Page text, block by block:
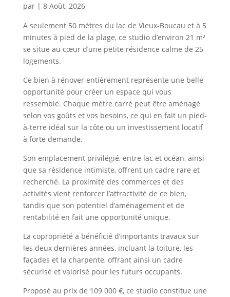
par | 8 Août, 2026
A seulement 50 mètres du lac de Vieux-Boucau et à 5
minutes à pied de la plage, ce studio d’environ 21 m²
se situe au cœur d’une petite résidence calme de 25
logements.
Ce bien à rénover entièrement représente une belle
opportunité pour créer un espace qui vous
ressemble. Chaque mètre carré peut être aménagé
selon vos goûts et vos besoins, ce qui en fait un pied-
à-terre idéal sur la côte ou un investissement locatif
à forte demande.
Son emplacement privilégié, entre lac et océan, ainsi
que sa résidence intimiste, offrent un cadre rare et
recherché. La proximité des commerces et des
activités vient renforcer l’attractivité de ce bien,
tandis que son potentiel d’aménagement et de
rentabilité en fait une opportunité unique.
La copropriété a bénéficié d’importants travaux sur
les deux dernières années, incluant la toiture, les
façades et la charpente, offrant ainsi un cadre
sécurisé et valorisé pour les futurs occupants.
Proposé au prix de 109 000 €, ce studio constitue une